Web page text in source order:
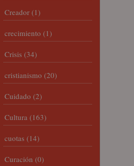
Creador (1)
crecimiento (1)
Crisis (34)
cristianismo (20)
Cuidado (2)
Cultura (163)
cuotas (14)
Curación (0)